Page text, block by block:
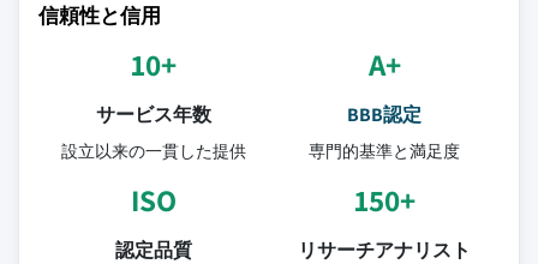
信頼性と信用
10+
サービス年数
設立以来の一貫した提供
A+
BBB認定
専門的基準と満足度
ISO
認定品質
150+
リサーチアナリスト